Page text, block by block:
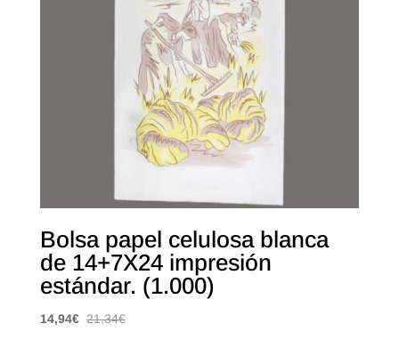
Bolsa papel celulosa blanca
de 14+7X24 impresión
estándar. (1.000)
14,94€ 21,34€